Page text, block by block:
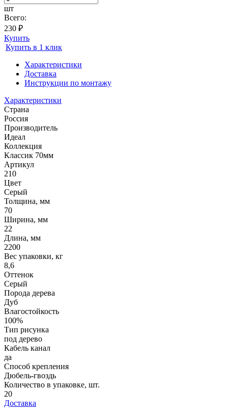
шт
Всего:
230 ₽
Купить
Купить в 1 клик
Характеристики
Доставка
Инструкции по монтажу
Характеристики
Страна
Россия
Производитель
Идеал
Коллекция
Классик 70мм
Артикул
210
Цвет
Серый
Толщина, мм
70
Ширина, мм
22
Длина, мм
2200
Вес упаковки, кг
8,6
Оттенок
Серый
Порода дерева
Дуб
Влагостойкость
100%
Тип рисунка
под дерево
Кабель канал
да
Способ крепления
Дюбель-гвоздь
Количество в упаковке, шт.
20
Доставка